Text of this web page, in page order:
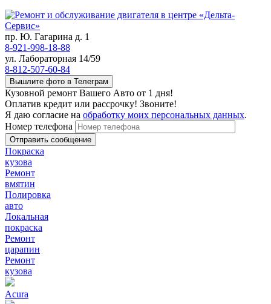
пр. Ю. Гагарина д. 1
8-921-998-18-88
ул. Лабораторная 14/59
8-812-507-60-84
Вышлите фото в Телеграм
Кузовной ремонт Вашего Авто от 1 дня!
Оплатив кредит или рассрочку! Звоните!
Я даю согласие на обработку моих персональных данных.
Номер телефона
Покраска
кузова
Ремонт
вмятин
Полировка
авто
Локальная
покраска
Ремонт
царапин
Ремонт
кузова
Acura